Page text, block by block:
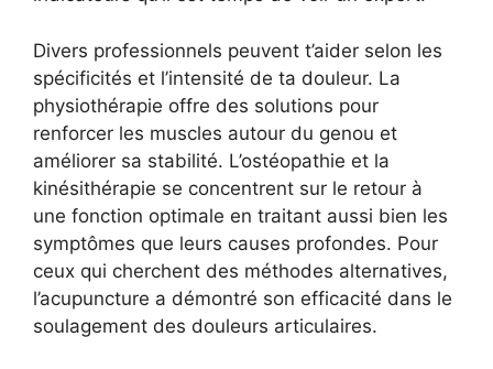
Divers professionnels peuvent t’aider selon les
spécificités et l’intensité de ta douleur. La
physiothérapie offre des solutions pour
renforcer les muscles autour du genou et
améliorer sa stabilité. L’ostéopathie et la
kinésithérapie se concentrent sur le retour à
une fonction optimale en traitant aussi bien les
symptômes que leurs causes profondes. Pour
ceux qui cherchent des méthodes alternatives,
l’acupuncture a démontré son efficacité dans le
soulagement des douleurs articulaires.